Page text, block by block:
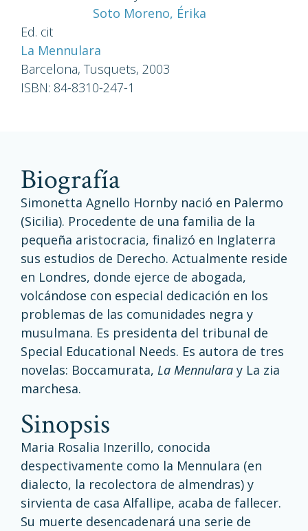
Soto Moreno, Érika
Ed. cit
La Mennulara
Barcelona, Tusquets, 2003
ISBN: 84-8310-247-1
biografía
Simonetta Agnello Hornby nació en Palermo
(Sicilia). Procedente de una familia de la
pequeña aristocracia, finalizó en Inglaterra
sus estudios de Derecho. Actualmente reside
en Londres, donde ejerce de abogada,
volcándose con especial dedicación en los
problemas de las comunidades negra y
musulmana. Es presidenta del tribunal de
Special Educational Needs. Es autora de tres
novelas: Boccamurata, La Mennulara y La zia
marchesa.
sinopsis
Maria Rosalia Inzerillo, conocida
despectivamente como la Mennulara (en
dialecto, la recolectora de almendras) y
sirvienta de casa Alfallipe, acaba de fallecer.
Su muerte desencadenará una serie de